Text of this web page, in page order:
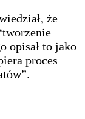
że
opisał to jako
proces